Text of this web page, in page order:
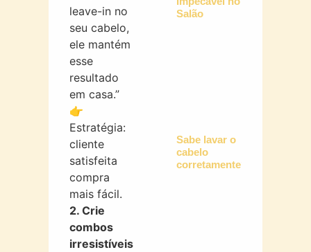
leave-in no
seu cabelo,
ele mantém
esse
resultado
em casa.”
👉
Estratégia:
cliente
satisfeita
compra
mais fácil.
2. Crie
combos
irresistíveis
Salão
Sabe lavar o
cabelo
corretamente?